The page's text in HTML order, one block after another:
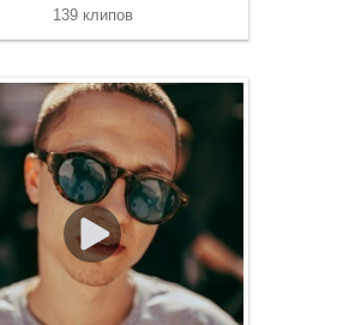
139 клипов